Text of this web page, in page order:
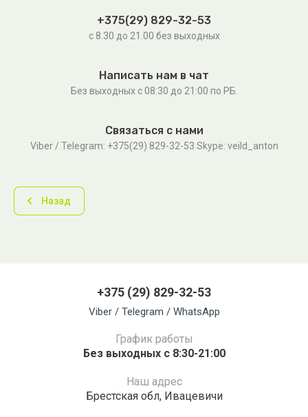
+375(29) 829-32-53
с 8.30 до 21.00 без выходных
Написать нам в чат
Без выходных c 08:30 до 21:00 по РБ.
Связаться с нами
Viber / Telegram: +375(29) 829-32-53 Skype: veild_anton
Назад
+375 (29) 829-32-53
Viber / Telegram / WhatsApp
График работы
Без выходных с 8:30-21:00
Наш адрес
Брестская обл, Ивацевичи